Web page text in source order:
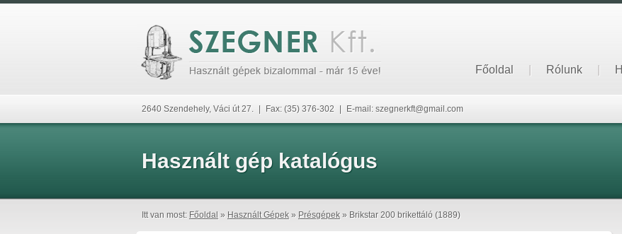
Főoldal Rólunk
2640 Szendehely, Váci út 27. Fax: (35) 376-302 E-mail: szegnerkft@gmail.com
Használt gép katalógus
Itt van most: Főoldal » Használt Gépek » Présgépek » Brikstar 200 brikettáló (1889)